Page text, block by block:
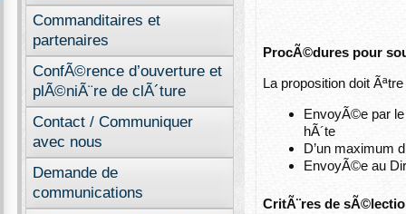
ProcÃ©dures pour
La proposition doit Ãªtre
EnvoyÃ©e par le
hÃ´te
D’un maximum
EnvoyÃ©e au
CritÃ¨res de
Commanditaires et
partenaires
ConfÃ©rence d’ouverture et
plÃ©niÃ¨re de clÃ´ture
Contact / Communiquer
avec nous
Demande de
communications